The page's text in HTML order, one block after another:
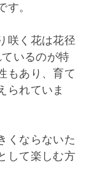
す。
咲く花は花径
いるのが特
もあり、育て
られていま
くならないた
して楽しむ方